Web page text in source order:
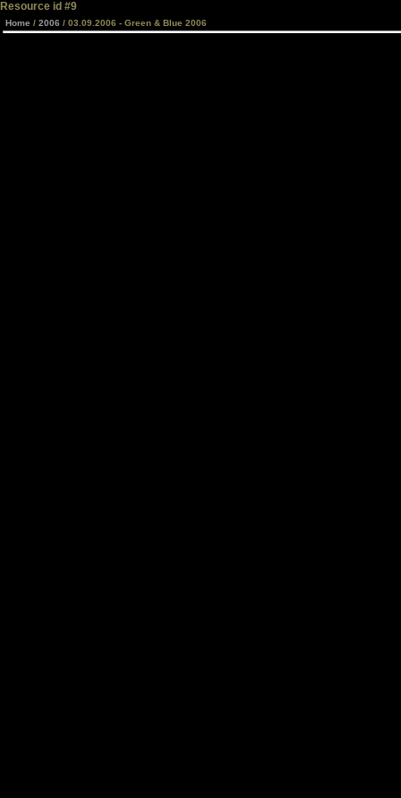
Resource id #9
Home / 2006 / 03.09.2006 - Green & Blue 2006